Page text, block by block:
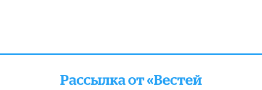
Рассылка от «Вестей